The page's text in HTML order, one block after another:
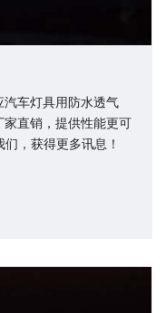
汽车灯具用防水透气
家直销，提供性能更可
，获得更多讯息！